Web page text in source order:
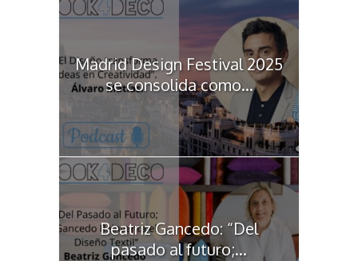
Madrid Design Festival 2025
se consolida como...
Beatriz Gancedo: “Del
pasado al futuro;...